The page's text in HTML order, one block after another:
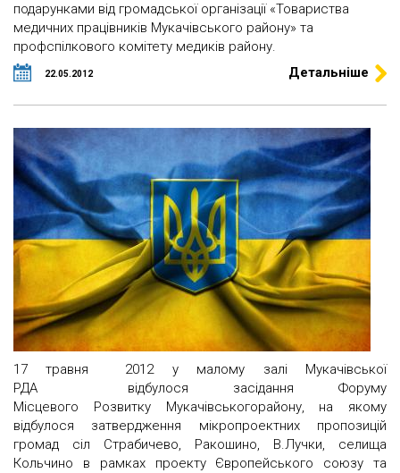
подарунками від громадської організації «Товариства
медичних працівників Мукачівського району» та
профспілкового комітету медиків району.
22.05.2012 Детальніше
17 травня 2012 у малому залі Мукачівської
РДА відбулося засідання Форуму
Місцевого Розвитку Мукачівськогорайону, на якому
відбулося затвердження мікропроектних пропозицій
громад сіл Страбичево, Ракошино, В.Лучки, селища
Кольчино в рамках проекту Європейського союзу та